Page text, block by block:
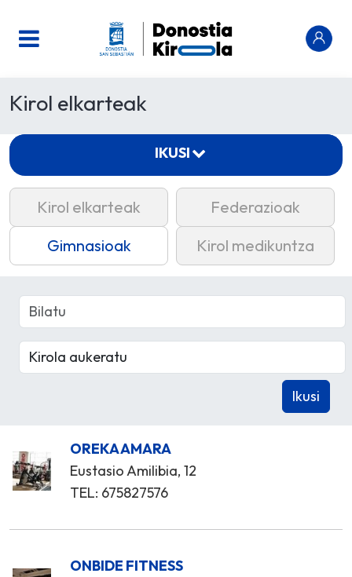
Kirol elkarteak
Kirol elkarteak
Federazioak
Gimnasioak
Kirol medikuntza
OREKA AMARA
Eustasio Amilibia, 12
TEL: 675827576
ONBIDE FITNESS
IKUSI